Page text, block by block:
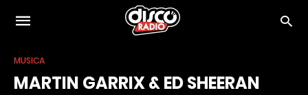
MUSICA
MARTIN GARRIX & ED SHEERAN